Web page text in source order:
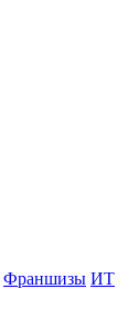
Франшизы ИТ